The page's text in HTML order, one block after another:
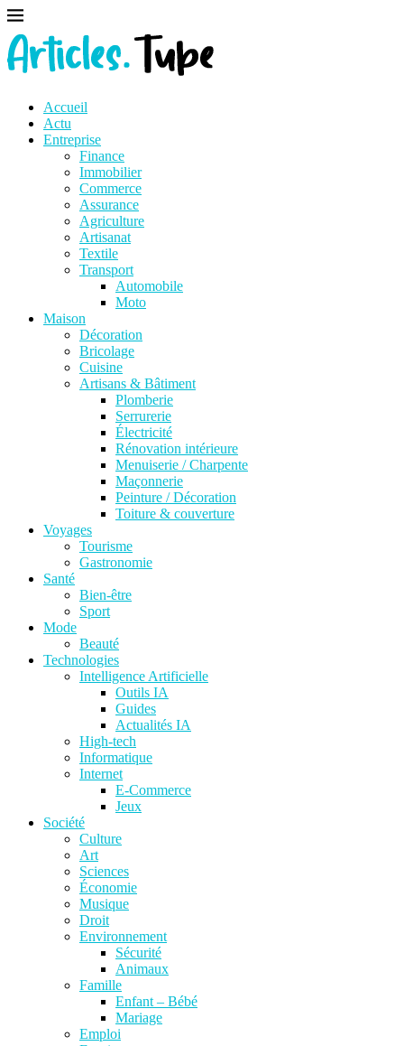
Accueil
Actu
Entreprise
Finance
Immobilier
Commerce
Assurance
Agriculture
Artisanat
Textile
Transport
Automobile
Moto
Maison
Décoration
Bricolage
Cuisine
Artisans & Bâtiment
Plomberie
Serrurerie
Électricité
Rénovation intérieure
Menuiserie / Charpente
Maçonnerie
Peinture / Décoration
Toiture & couverture
Voyages
Tourisme
Gastronomie
Santé
Bien-être
Sport
Mode
Beauté
Technologies
Intelligence Artificielle
Outils IA
Guides
Actualités IA
High-tech
Informatique
Internet
E-Commerce
Jeux
Société
Culture
Art
Sciences
Économie
Musique
Droit
Environnement
Sécurité
Animaux
Famille
Enfant – Bébé
Mariage
Emploi